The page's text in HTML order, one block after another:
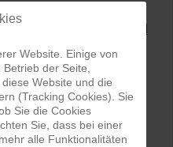
kommt es an!
Hintergrund
und Bildbearbeitung in
Website. Einige von
der Seite,
Website und die
(Tracking Cookies). Sie
Sie die Cookies
Sie, dass bei einer
alle Funktionalitäten